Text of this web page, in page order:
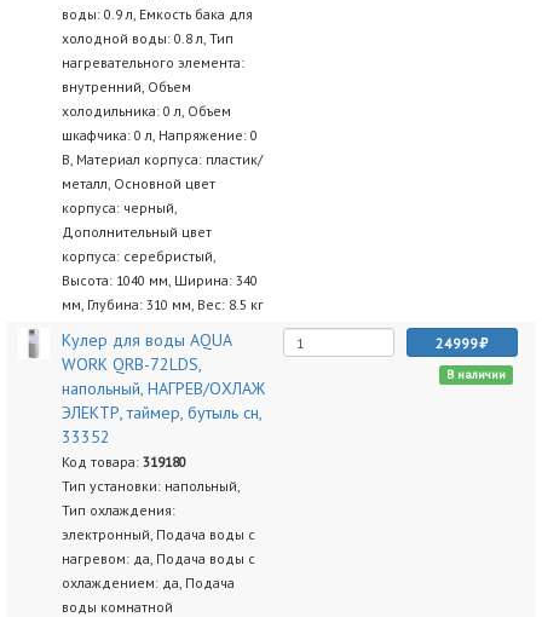
воды: 0.9 л, Емкость бака для
холодной воды: 0.8 л, Тип
нагревательного элемента:
внутренний, Объем
холодильника: 0 л, Объем
шкафчика: 0 л, Напряжение: 0
В, Материал корпуса: пластик/
металл, Основной цвет
корпуса: черный,
Дополнительный цвет
корпуса: серебристый,
Высота: 1040 мм, Ширина: 340
мм, Глубина: 310 мм, Вес: 8.5 кг
Кулер для воды AQUA
WORK QRB-72LDS,
напольный, НАГРЕВ/ОХЛАЖ
ЭЛЕКТР, таймер, бутыль сн,
33352
Код товара: 319180
Тип установки: напольный,
Тип охлаждения:
электронный, Подача воды с
нагревом: да, Подача воды с
охлаждением: да, Подача
воды комнатной
24999
В наличии